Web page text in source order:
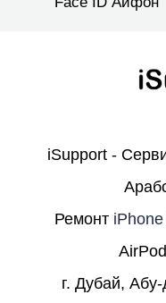
iSupport -
Ремонт iPhone
г. Дубай,